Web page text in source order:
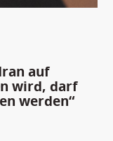
auf
wird, darf
werden“